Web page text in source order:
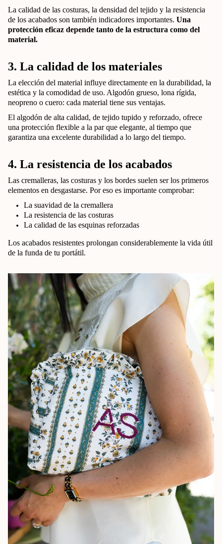
La calidad de las costuras, la densidad del tejido y la resistencia
de los acabados son también indicadores importantes. Una
protección eficaz depende tanto de la estructura como del
material.
3. La calidad de los materiales
La elección del material influye directamente en la durabilidad, la
estética y la comodidad de uso. Algodón grueso, lona rígida,
neopreno o cuero: cada material tiene sus ventajas.
El algodón de alta calidad, de tejido tupido y reforzado, ofrece
una protección flexible a la par que elegante, al tiempo que
garantiza una excelente durabilidad a lo largo del tiempo.
4. La resistencia de los acabados
Las cremalleras, las costuras y los bordes suelen ser los primeros
elementos en desgastarse. Por eso es importante comprobar:
La suavidad de la cremallera
La resistencia de las costuras
La calidad de las esquinas reforzadas
Los acabados resistentes prolongan considerablemente la vida útil
de la funda de tu portátil.